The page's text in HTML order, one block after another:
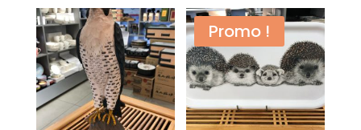
initial
était :
42,00 €.
actuel
est :
39,00 €.
Promo !